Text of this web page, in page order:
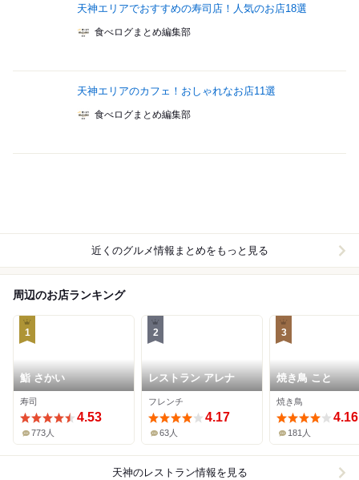
天神エリアでおすすめの寿司店！人気のお店18選
食べログまとめ編集部
天神エリアのカフェ！おしゃれなお店11選
食べログまとめ編集部
近くのグルメ情報まとめをもっと見る
周辺のお店ランキング
1
鮨 さかい
寿司
4.53
773人
2
レストラン アレナ
フレンチ
4.17
63人
3
焼き鳥 こと
焼き鳥
4.16
181人
天神のレストラン情報を見る